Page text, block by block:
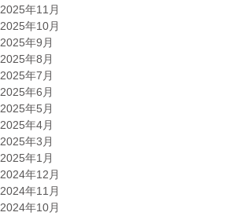
2025年11月
2025年10月
2025年9月
2025年8月
2025年7月
2025年6月
2025年5月
2025年4月
2025年3月
2025年1月
2024年12月
2024年11月
2024年10月